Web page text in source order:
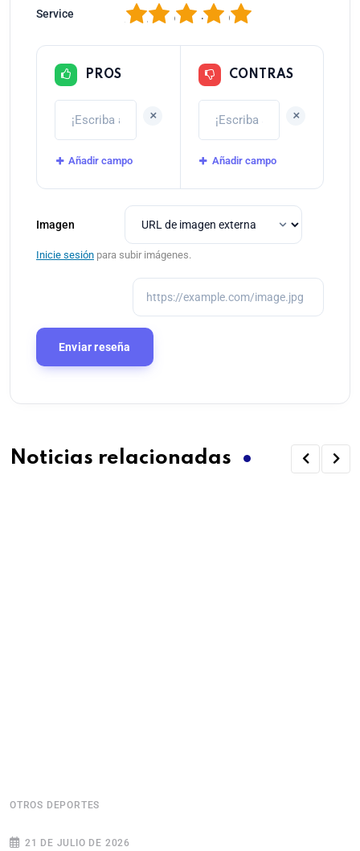
Service 5
4
3
2
PROS
+
Añadir campo
CONTRAS
+
Añadir campo
Imagen
Inicie sesión para subir imágenes.
Noticias relacionadas
OTROS DEPORTES
21 DE JULIO DE 2026